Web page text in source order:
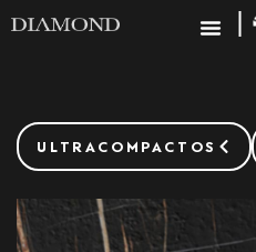
ULTRACOMPACTOS